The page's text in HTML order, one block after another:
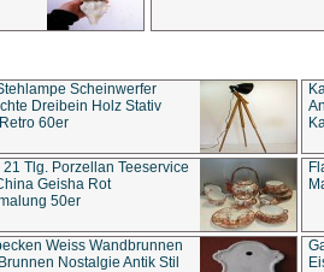
Scheinwerfer
Dreibein Holz Stativ
60er
Tlg. Porzellan Teeservice
Geisha Rot
50er
Weiss Wandbrunnen
Nostalgie Antik Stil